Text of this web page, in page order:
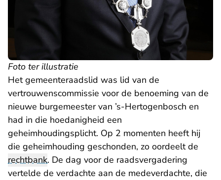
Foto ter illustratie
Het gemeenteraadslid was lid van de
vertrouwenscommissie voor de benoeming van de
nieuwe burgemeester van ’s-Hertogenbosch en
had in die hoedanigheid een
geheimhoudingsplicht. Op 2 momenten heeft hij
die geheimhouding geschonden, zo oordeelt de
rechtbank. De dag voor de raadsvergadering
vertelde de verdachte aan de medeverdachte, die